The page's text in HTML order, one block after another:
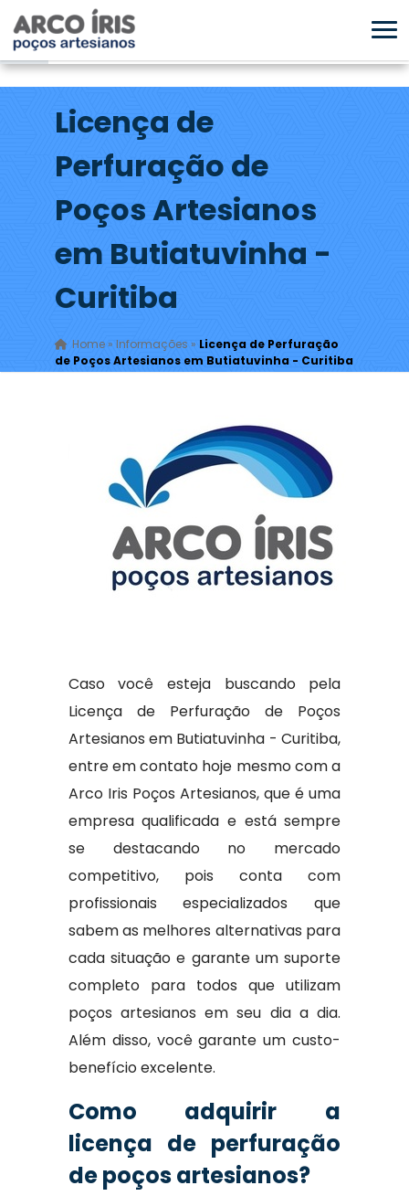
Licença de
Perfuração de
Poços Artesianos
em Butiatuvinha -
Curitiba
Home» Informações » Licença de Perfuração
de Poços Artesianos em Butiatuvinha - Curitiba
Caso você esteja buscando pela
Licença de Perfuração de Poços
Artesianos em Butiatuvinha - Curitiba,
entre em contato hoje mesmo com a
Arco Iris Poços Artesianos, que é uma
empresa qualificada e está sempre
se destacando no mercado
competitivo, pois conta com
profissionais especializados que
sabem as melhores alternativas para
cada situação e garante um suporte
completo para todos que utilizam
poços artesianos em seu dia a dia.
Além disso, você garante um custo-
benefício excelente.
Como adquirir a
licença de perfuração
de poços artesianos?